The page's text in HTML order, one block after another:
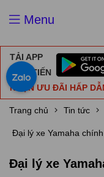
Menu
TẢI APP
NAM TIẾN
NHẬN ƯU ĐÃI HẤP
Trang chủ Tin tức
Đại lý xe Yamaha
Đại lý xe